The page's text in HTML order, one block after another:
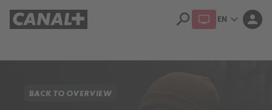
search EN expand_more person
BACK TO OVERVIEW